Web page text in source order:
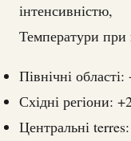
Температури при
Північні
Східні регіони:
Центральні